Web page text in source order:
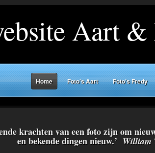
Aart
Home Foto’s Aart Foto’s Fredy
krachten van een foto zijn om
en bekende dingen nieuw.’ William